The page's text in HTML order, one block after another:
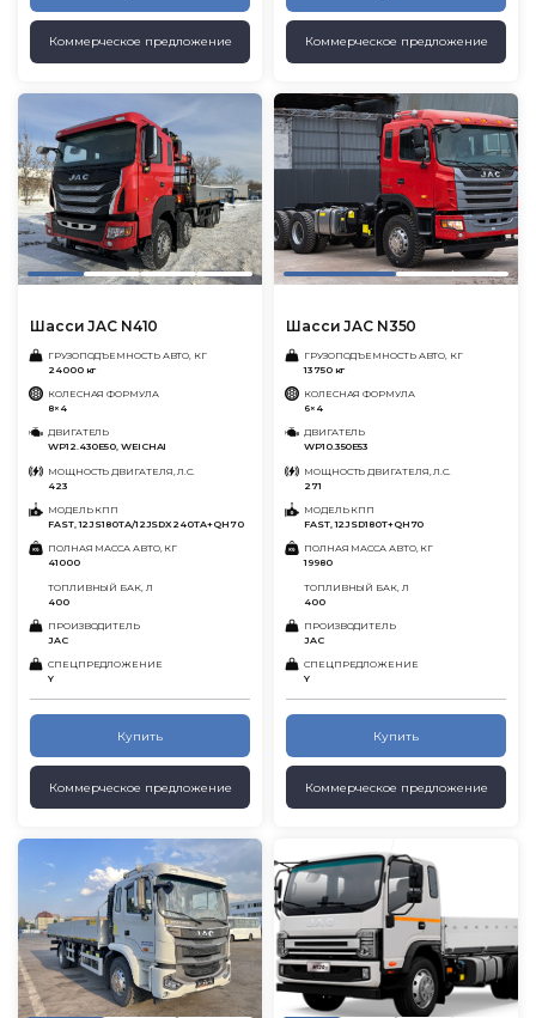
Коммерческое предложение Коммерческое предложение
Шасси JAC N410
ГРУЗОПОДЪЕМНОСТЬ АВТО, КГ
24000 кг
КОЛЕСНАЯ ФОРМУЛА
8×4
ДВИГАТЕЛЬ
WP12.430E50, WEICHAI
МОЩНОСТЬ ДВИГАТЕЛЯ, Л.С.
423
МОДЕЛЬ КПП
FAST, 12JS180TА/12JSDX240TA+QH70
ПОЛНАЯ МАССА АВТО, КГ
41000
ТОПЛИВНЫЙ БАК, Л
400
ПРОИЗВОДИТЕЛЬ
JAC
СПЕЦПРЕДЛОЖЕНИЕ
Y
Купить
Коммерческое предложение
Шасси JAC N350
ГРУЗОПОДЪЕМНОСТЬ АВТО, КГ
13750 кг
КОЛЕСНАЯ ФОРМУЛА
6×4
ДВИГАТЕЛЬ
WP10.350E53
МОЩНОСТЬ ДВИГАТЕЛЯ, Л.С.
271
МОДЕЛЬ КПП
FAST, 12JSD180T+QH70
ПОЛНАЯ МАССА АВТО, КГ
19980
ТОПЛИВНЫЙ БАК, Л
400
ПРОИЗВОДИТЕЛЬ
JAC
СПЕЦПРЕДЛОЖЕНИЕ
Y
Купить
Коммерческое предложение